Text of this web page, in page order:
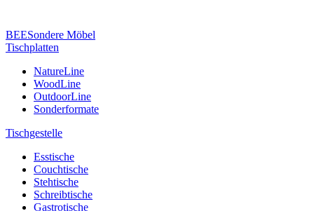
BEESondere Möbel
Tischplatten
NatureLine
WoodLine
OutdoorLine
Sonderformate
Tischgestelle
Esstische
Couchtische
Stehtische
Schreibtische
Gastrotische